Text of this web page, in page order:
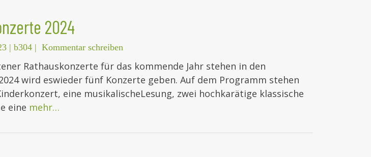
2024
| b304 | Kommentar schreiben
Rathauskonzerte für das kommende Jahr stehen in den
wird eswieder fünf Konzerte geben. Auf dem Programm stehen
eine musikalischeLesung, zwei hochkarätige klassische
eine mehr…